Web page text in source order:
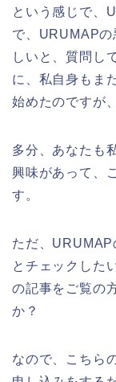
という感じで、
で、URUMAPの
しいと、質問し
に、私自身もま
始めたのですが
多分、あなたも
興味があって、
す。
ただ、URUMAP
とチェックした
の記事をご覧の
か？
なので、こちら